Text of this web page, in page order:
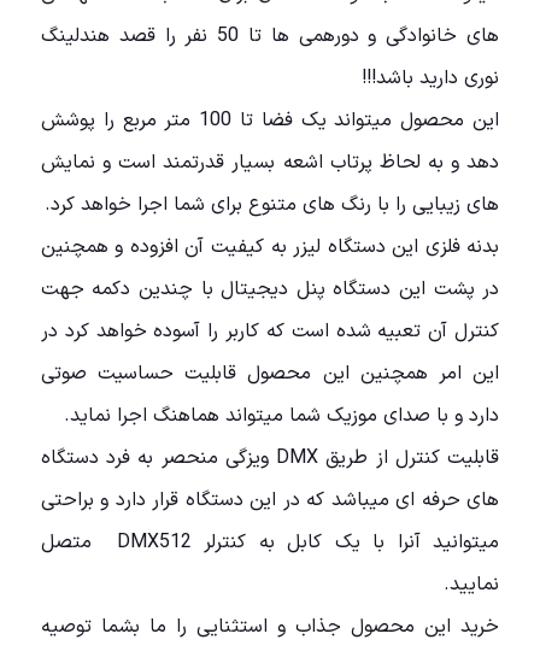
های خانوادگی و دورهمی ها تا 50 نفر را قصد هندلینگ
نوری دارید باشد!!!
این محصول میتواند یک فضا تا 100 متر مربع را پوشش
دهد و به لحاظ پرتاب اشعه بسیار قدرتمند است و نمایش
های زیبایی را با رنگ های متنوع برای شما اجرا خواهد کرد.
بدنه فلزی این دستگاه لیزر به کیفیت آن افزوده و همچنین
در پشت این دستگاه پنل دیجیتال با چندین دکمه جهت
کنترل آن تعبیه شده است که کاربر را آسوده خواهد کرد در
این امر همچنین این محصول قابلیت حساسیت صوتی
دارد و با صدای موزیک شما میتواند هماهنگ اجرا نماید.
قابلیت کنترل از طریق DMX ویزگی منحصر به فرد دستگاه
های حرفه ای میباشد که در این دستگاه قرار دارد و براحتی
میتوانید آنرا با یک کابل به کنترلر DMX512 متصل
نمایید.
خرید این محصول جذاب و استثنایی را ما بشما توصیه